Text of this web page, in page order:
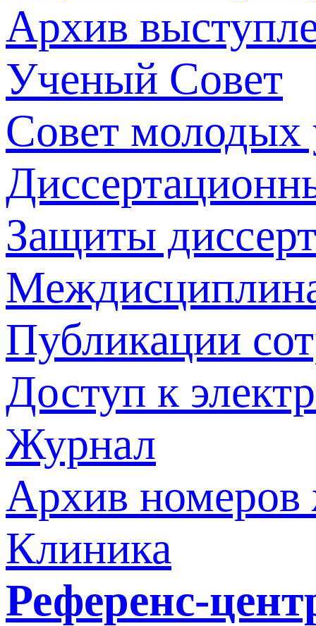
Архив
Ученый Совет
Совет молодых
Защиты
Публикации
Доступ к
Журнал
Архив номеров
Клиника
Референс-